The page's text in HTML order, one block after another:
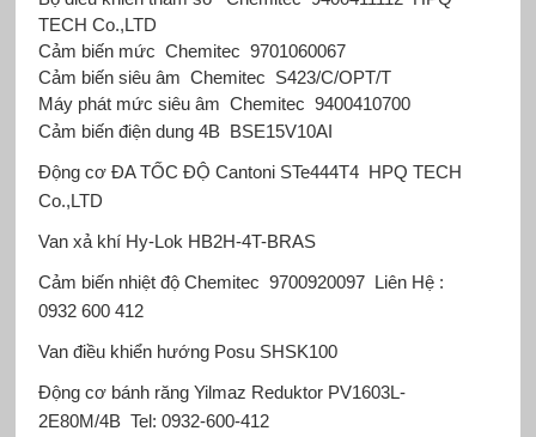
TECH Co.,LTD
Cảm biến mức Chemitec 9701060067
Cảm biến siêu âm Chemitec S423/C/OPT/T
Máy phát mức siêu âm Chemitec 9400410700
Cảm biến điện dung 4B BSE15V10ΑΙ
Động cơ ĐA TỐC ĐỘ CantoniSTe444T4 HPQ TECH
Co.,LTD
Van xả khí Hy-Lok HB2H-4T-BRAS
Cảm biến nhiệt độ Chemitec 9700920097 Liên Hệ :
0932 600 412
Van điều khiển hướng Posu SHSK100
Động cơ bánh răng Yilmaz ReduktorPV1603L-
2E80M/4B Tel: 0932-600-412